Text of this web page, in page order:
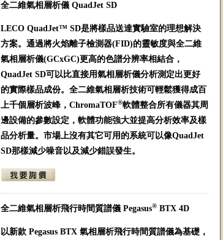
全二維氣相層析儀 QuadJet SD
LECO QuadJet™ SD是將樣品送達實驗室的理想解決
方案。通過將火焰離子檢測器(FID)的靈敏度與全二維
氣相層析儀(GCxGC)更高的色譜分辨率相結合，
QuadJet SD可以比直接用氣相層析儀分析測定出更好
的實際樣品成份。全二維氣相層析技術可輕鬆獲得成百
上千個層析波峰，ChromaTOF®軟體整合所有儀器其周
邊設備的參數設定，軟體功能強大並提高分析效率及樣
品分析量。市場上沒有其它可用的系統可以像QuadJet
SD那樣減少噪音以及減少錯誤發生。
全二維氣相層析飛行時間質譜儀 Pegasus® BTX 4D
以新款 Pegasus BTX 氣相層析飛行時間質譜儀為基礎，